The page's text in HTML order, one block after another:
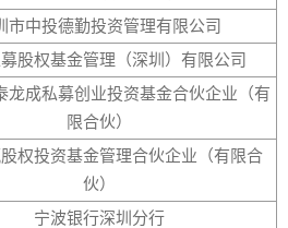
市中投德勤投资管理有限公司
股权基金管理（深圳）有限公司
龙成私募创业投资基金合伙企业（有
限合伙）
权投资基金管理合伙企业（有限合
伙）
宁波银行深圳分行